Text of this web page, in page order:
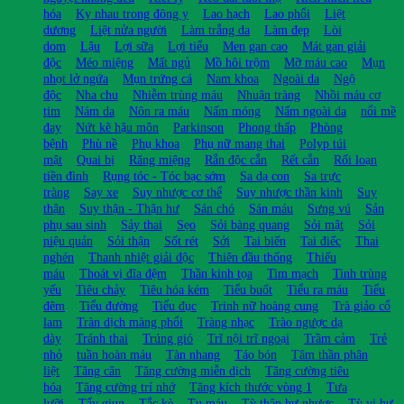
hóa
Kỵ nhau trong đông y Lao hạch Lao phổi
Liệt
dương
Liệt nửa người Làm trắng da Làm đẹp
Lòi
dom
Lậu Lợi sữa Lợi tiểu Men gan cao
Mát gan giải
độc
Méo miệng Mất ngủ Mồ hôi trộm Mỡ máu cao
Mụn
nhọt lở ngứa
Mụn trứng cá Nam khoa Ngoài da
Ngộ
độc
Nha chu Nhiễm trùng máu Nhuận tràng
Nhồi máu cơ
tim
Nám da Nôn ra máu Nấm móng Nấm ngoài da
nổi mề
đay
Nứt kẽ hậu môn Parkinson Phong thấp
Phòng
bệnh
Phù nề Phụ khoa Phụ nữ mang thai
Polyp túi
mật
Quai bị Răng miệng Rắn độc cắn Rết cắn
Rối loạn
tiền đình
Rụng tóc - Tóc bạc sớm Sa dạ con
Sa trực
tràng
Say xe Suy nhược cơ thể Suy nhược thần kinh
Suy
thận
Suy thận - Thận hư Sán chó Sán máu Sưng vú
Sản
phụ sau sinh
Sảy thai Sẹo Sỏi bàng quang Sỏi mật
Sỏi
niệu quản
Sỏi thận Sốt rét Sởi Tai biến Tai điếc
Thai
nghén
Thanh nhiệt giải độc Thiên đầu thống
Thiếu
máu
Thoát vị đĩa đệm Thần kinh tọa Tim mạch
Tinh trùng
yếu
Tiêu chảy Tiêu hóa kém Tiểu buốt Tiểu ra máu
Tiểu
đêm
Tiểu đường Tiểu đục Trinh nữ hoàng cung
Trà giảo cổ
lam
Tràn dịch màng phổi Tràng nhạc
Trào ngược dạ
dày
Tránh thai Trúng gió Trĩ nội trĩ ngoại Trầm cảm
Trẻ
nhỏ
tuần hoàn máu Tàn nhang Táo bón
Tâm thần phân
liệt
Tăng cân Tăng cường miễn dịch
Tăng cường tiêu
hóa
Tăng cường trí nhớ Tăng kích thước vòng 1
Tưa